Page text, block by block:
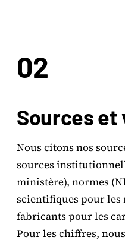
02
Sources
Nous citons nos
sources
ministère), normes
scientifiques pour les
fabricants pour les
Pour les chiffres,